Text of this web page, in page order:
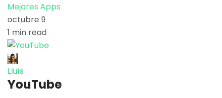
Mejores Apps
octubre 9
1 min read
Lluís
YouTube